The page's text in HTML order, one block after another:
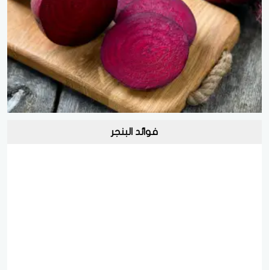
فوائد البنجر